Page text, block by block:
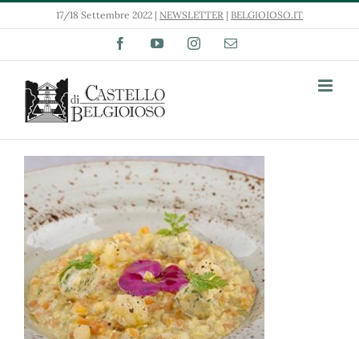
Salta
17/18 Settembre 2022 | NEWSLETTER | BELGIOIOSO.IT
FacebookYouTubeInstagramEmail